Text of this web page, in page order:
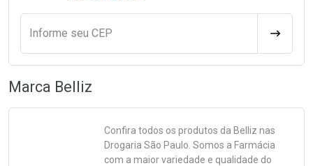
Informe seu CEP
Marca Belliz
Confira todos os produtos da Belliz nas
Drogaria São Paulo. Somos a Farmácia
com a maior variedade e qualidade do